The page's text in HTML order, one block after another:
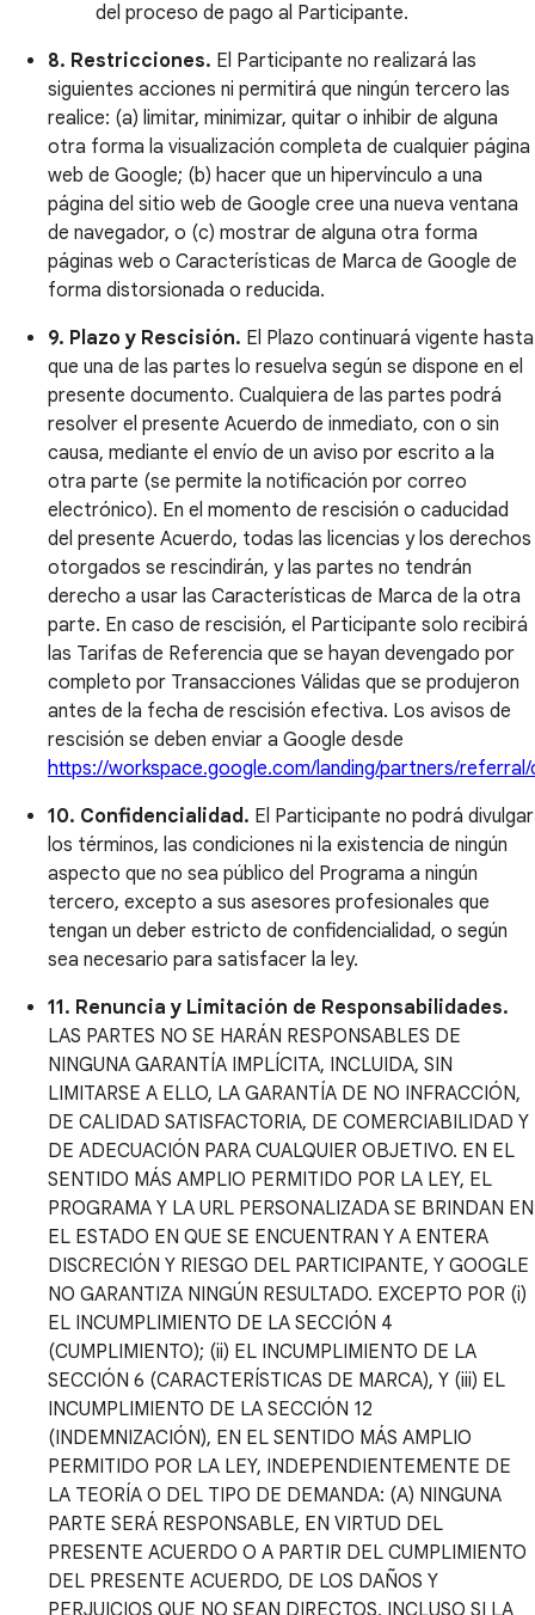
del proceso de pago al Participante.
8. Restricciones. El Participante no realizará las
siguientes acciones ni permitirá que ningún tercero las
realice: (a) limitar, minimizar, quitar o inhibir de alguna
otra forma la visualización completa de cualquier página
web de Google; (b) hacer que un hipervínculo a una
página del sitio web de Google cree una nueva ventana
de navegador, o (c) mostrar de alguna otra forma
páginas web o Características de Marca de Google de
forma distorsionada o reducida.
9. Plazo y Rescisión. El Plazo continuará vigente hasta
que una de las partes lo resuelva según se dispone en el
presente documento. Cualquiera de las partes podrá
resolver el presente Acuerdo de inmediato, con o sin
causa, mediante el envío de un aviso por escrito a la
otra parte (se permite la notificación por correo
electrónico). En el momento de rescisión o caducidad
del presente Acuerdo, todas las licencias y los derechos
otorgados se rescindirán, y las partes no tendrán
derecho a usar las Características de Marca de la otra
parte. En caso de rescisión, el Participante solo recibirá
las Tarifas de Referencia que se hayan devengado por
completo por Transacciones Válidas que se produjeron
antes de la fecha de rescisión efectiva. Los avisos de
rescisión se deben enviar a Google desde
https://workspace.google.com/landing/partners/
10. Confidencialidad. El Participante no podrá divulgar
los términos, las condiciones ni la existencia de ningún
aspecto que no sea público del Programa a ningún
tercero, excepto a sus asesores profesionales que
tengan un deber estricto de confidencialidad, o según
sea necesario para satisfacer la ley.
11. Renuncia y Limitación de Responsabilidades.
LAS PARTES NO SE HARÁN RESPONSABLES DE
NINGUNA GARANTÍA IMPLÍCITA, INCLUIDA, SIN
LIMITARSE A ELLO, LA GARANTÍA DE NO INFRACCIÓN,
DE CALIDAD SATISFACTORIA, DE COMERCIABILIDAD Y
DE ADECUACIÓN PARA CUALQUIER OBJETIVO. EN EL
SENTIDO MÁS AMPLIO PERMITIDO POR LA LEY, EL
PROGRAMA Y LA URL PERSONALIZADA SE BRINDAN EN
EL ESTADO EN QUE SE ENCUENTRAN Y A ENTERA
DISCRECIÓN Y RIESGO DEL PARTICIPANTE, Y GOOGLE
NO GARANTIZA NINGÚN RESULTADO. EXCEPTO POR (i)
EL INCUMPLIMIENTO DE LA SECCIÓN 4
(CUMPLIMIENTO); (ii) EL INCUMPLIMIENTO DE LA
SECCIÓN 6 (CARACTERÍSTICAS DE MARCA), Y (iii) EL
INCUMPLIMIENTO DE LA SECCIÓN 12
(INDEMNIZACIÓN), EN EL SENTIDO MÁS AMPLIO
PERMITIDO POR LA LEY, INDEPENDIENTEMENTE DE
LA TEORÍA O DEL TIPO DE DEMANDA: (A) NINGUNA
PARTE SERÁ RESPONSABLE, EN VIRTUD DEL
PRESENTE ACUERDO O A PARTIR DEL CUMPLIMIENTO
DEL PRESENTE ACUERDO, DE LOS DAÑOS Y